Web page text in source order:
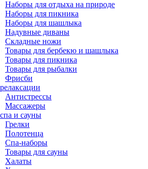
Наборы для отдыха на природе
Наборы для пикника
Наборы для шашлыка
Надувные диваны
Складные ножи
Товары для бербекю и шашлыка
Товары для пикника
Товары для рыбалки
Фрисби
Антистрессы
Массажеры
и сауны
Грелки
Полотенца
Спа-наборы
Товары для сауны
Халаты